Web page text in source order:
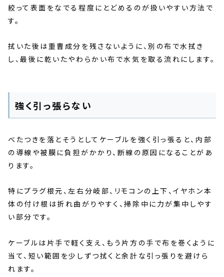
絞って表面をなでる程度にとどめるのが扱いやすい方法で
す。
拭いた後は重曹成分を残さないように、別の布で水拭き
し、最後に乾いたやわらかい布で水気を取る流れにします。
強く引っ張らない
べたつきを落とそうとしてケーブルを強く引っ張ると、内部
の導線や被膜に負担がかかり、断線の原因になることがあ
ります。
特にプラグ根元、左右分岐部、リモコンの上下、イヤホン本
体の付け根は折れ曲がりやすく、掃除中に力が集中しやす
い部分です。
ケーブルは片手で軽く支え、もう片方の手で布を巻くように
当て、短い範囲を少しずつ拭くと余計な引っ張りを避けら
れます。